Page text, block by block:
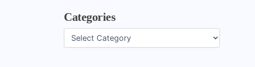
Categories